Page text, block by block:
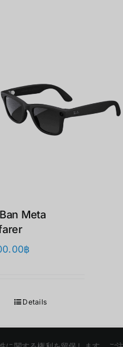
Meta
฿
Details